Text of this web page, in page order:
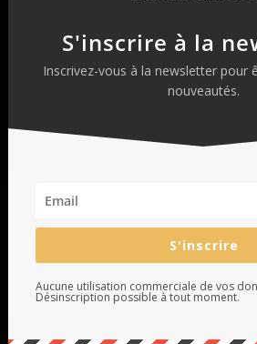
S'inscrire à la
Inscrivez-vous à la newsletter pour
nouveautés.
S'inscrire
Aucune utilisation commerciale de vos
Désinscription possible à tout moment.